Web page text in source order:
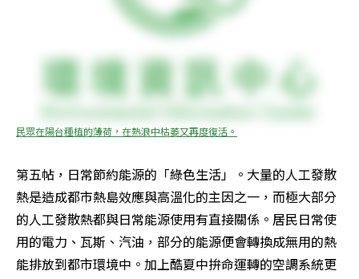
民眾在陽台種植的薄荷，在熱浪中枯萎又再度復活。
第五帖，日常節約能源的「綠色生活」。大量的人工發散
熱是造成都市熱島效應與高溫化的主因之一，而極大部分
的人工發散熱都與日常能源使用有直接關係。居民日常使
用的電力、瓦斯、汽油，部分的能源便會轉換成無用的熱
能排放到都市環境中。加上酷夏中拚命運轉的空調系統更